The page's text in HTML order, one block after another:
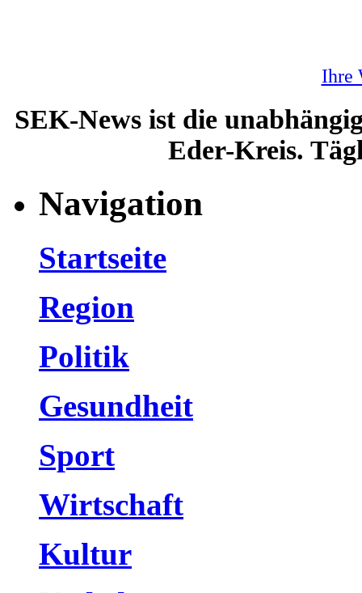
Ihre
SEK-News ist die
Eder-Kreis.
Navigation
Startseite
Region
Politik
Gesundheit
Sport
Wirtschaft
Kultur